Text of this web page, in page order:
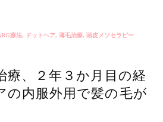
療法, ドットヘア, 薄毛治療, 頭皮メソセラピー
療、２年３か月目の経
の内服外用で髪の毛が